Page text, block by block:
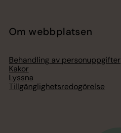
Om webbplatsen
Behandling av personuppgifter
Kakor
Lyssna
Tillgänglighetsredogörelse